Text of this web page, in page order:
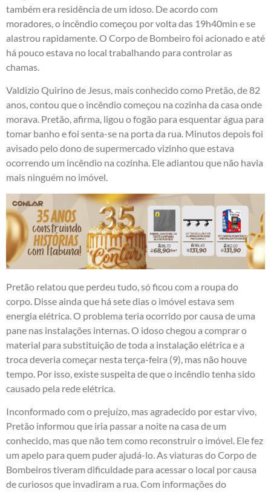
também era residência de um idoso. De acordo com
moradores, o incêndio começou por volta das 19h40min e se
alastrou rapidamente. O Corpo de Bombeiro foi acionado e até
há pouco estava no local trabalhando para controlar as
chamas.
Valdizio Quirino de Jesus, mais conhecido como Pretão, de 82
anos, contou que o incêndio começou na cozinha da casa onde
morava. Pretão, afirma, ligou o fogão para esquentar água para
tomar banho e foi senta-se na porta da rua. Minutos depois foi
avisado pelo dono de supermercado vizinho que estava
ocorrendo um incêndio na cozinha. Ele adiantou que não havia
mais ninguém no imóvel.
Pretão relatou que perdeu tudo, só ficou com a roupa do
corpo. Disse ainda que há sete dias o imóvel estava sem
energia elétrica. O problema teria ocorrido por causa de uma
pane nas instalações internas. O idoso chegou a comprar o
material para substituição de toda a instalação elétrica e a
troca deveria começar nesta terça-feira (9), mas não houve
tempo. Por isso, existe suspeita de que o incêndio tenha sido
causado pela rede elétrica.
Inconformado com o prejuízo, mas agradecido por estar vivo,
Pretão informou que iria passar a noite na casa de um
conhecido, mas que não tem como reconstruir o imóvel. Ele fez
um apelo para quem puder ajudá-lo. As viaturas do Corpo de
Bombeiros tiveram dificuldade para acessar o local por causa
de curiosos que invadiram a rua. Com informações do